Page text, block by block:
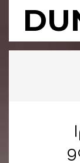
Primary